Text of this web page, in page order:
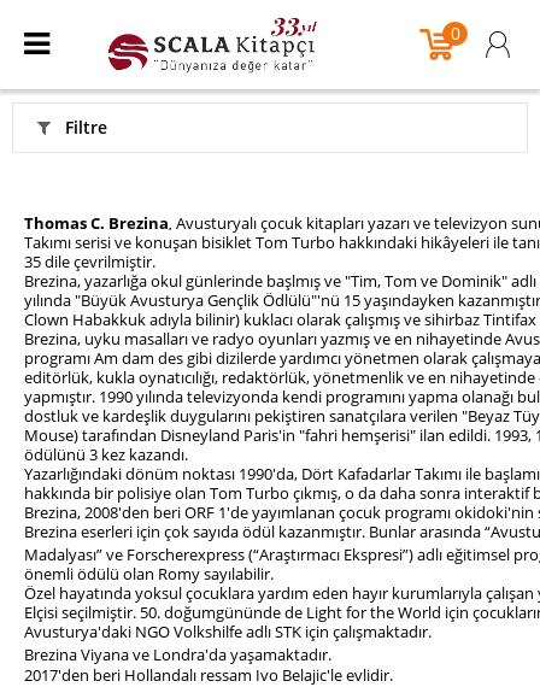
0
Filtre
Thomas C. Brezina, Avusturyalı çocuk kitapları yazarı ve televizyon
Takımı serisi ve konuşan bisiklet Tom Turbo hakkındaki hikâyeleri ile
35 dile çevrilmiştir.
Brezina, yazarlığa okul günlerinde başlmış ve "Tim, Tom ve Dominik"
yılında "Büyük Avusturya Gençlik Ödlülü"'nü 15 yaşındayken
Clown Habakkuk adıyla bilinir) kuklacı olarak çalışmış ve sihirbaz
Brezina, uyku masalları ve radyo oyunları yazmış ve en nihayetinde
programı Am dam des gibi dizilerde yardımcı yönetmen olarak
editörlük, kukla oynatıcılığı, redaktörlük, yönetmenlik ve en
yapmıştır. 1990 yılında televizyonda kendi programını yapma olanağı
dostluk ve kardeşlik duygularını pekiştiren sanatçılara verilen "Beyaz
Mouse) tarafından Disneyland Paris'in "fahri hemşerisi" ilan edildi. 1993,
ödülünü 3 kez kazandı.
Yazarlığındaki dönüm noktası 1990'da, Dört Kafadarlar Takımı ile
hakkında bir polisiye olan Tom Turbo çıkmış, o da daha sonra
Brezina, 2008'den beri ORF 1'de yayımlanan çocuk programı
Brezina eserleri için çok sayıda ödül kazanmıştır. Bunlar arasında
Madalyası”ve Forscherexpress (“Araştırmacı Ekspresi”) adlı eğitimsel
önemli ödülü olan Romy sayılabilir.
Özel hayatında yoksul çocuklara yardım eden hayır kurumlarıyla
Elçisi seçilmiştir. 50. doğumgününde de Light for the World için
Avusturya'daki NGO Volkshilfe adlı STK için çalışmaktadır.
Brezina Viyana ve Londra'da yaşamaktadır.
2017'den beri Hollandalı ressam Ivo Belajic'le evlidir.